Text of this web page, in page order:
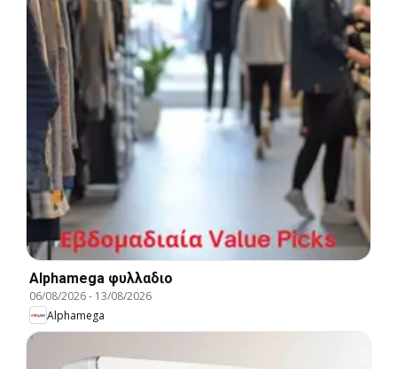
Alphamega φυλλαδιο
06/08/2026- 13/08/2026
Alphamega